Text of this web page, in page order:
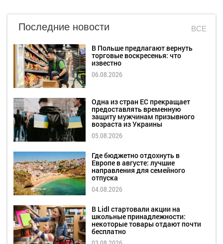
Последние новости ВСЕ
В Польше предлагают вернуть
торговые воскресенья: что
известно
06.08.2026
Одна из стран ЕС прекращает
предоставлять временную
защиту мужчинам призывного
возраста из Украины
05.08.2026
Где бюджетно отдохнуть в
Европе в августе: лучшие
направления для семейного
отпуска
04.08.2026
В Lidl стартовали акции на
школьные принадлежности:
некоторые товары отдают почти
бесплатно